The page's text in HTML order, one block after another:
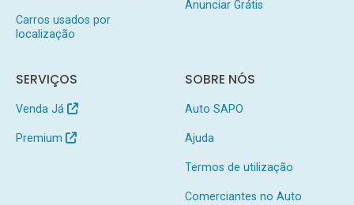
Carros usados por
localização
Anunciar Grátis
SERVIÇOS
Venda Já
Premium
SOBRE NÓS
Auto SAPO
Ajuda
Termos de utilização
Comerciantes no Auto